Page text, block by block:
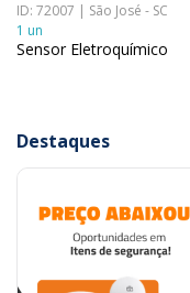
ID: 72007 | São José - SC
1 un
Sensor Eletroquímico
Destaques